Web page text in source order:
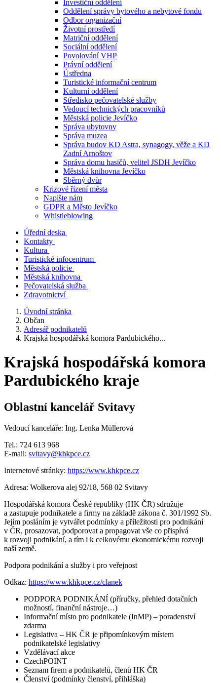
Investiční oddělení
Oddělení správy bytového a nebytové fondu
Odbor organizační
Životní prostředí
Matriční oddělení
Sociální oddělení
Povolování VHP
Právní oddělení
Ústředna
Turistické informační centrum
Kulturní oddělení
Středisko pečovatelské služby
Vedoucí technických pracovníků
Městská policie Jevíčko
Správa ubytovny
Správa muzea
Správa budov KD Astra, synagogy, věže a KD
Zadní Arnoštov
Správa domu hasičů, velitel JSDH Jevíčko
Městská knihovna Jevíčko
Sběrný dvůr
Krizové řízení města
Napište nám
GDPR a Město Jevíčko
Whistleblowing
Úřední deska
Kontakty
Kultura
Turistické infocentrum
Městská policie
Městská knihovna
Pečovatelská služba
Zdravotnictví
Úvodní stránka
Občan
Adresář podnikatelů
Krajská hospodářská komora Pardubického...
Krajská hospodářská komora
Pardubického kraje
Oblastní kancelář Svitavy
Vedoucí kanceláře: Ing. Lenka Müllerová
Tel.: 724 613 968
E-mail: svitavy@khkpce.cz
Internetové stránky: https://www.khkpce.cz
Adresa: Wolkerova alej 92/18, 568 02 Svitavy
Hospodářská komora České republiky (HK ČR) sdružuje
a zastupuje podnikatele a firmy na základě zákona č. 301/1992 Sb.
Jejím posláním je vytvářet podmínky a příležitosti pro podnikání
v ČR, prosazovat, podporovat a propagovat vše co přispívá
k rozvoji podnikání, a tím i k celkovému ekonomickému rozvoji
naší země.
Podpora podnikání a služby i pro veřejnost
Odkaz: https://www.khkpce.cz/clanek
PODPORA PODNIKÁNÍ (příručky, přehled dotačních
možností, finanční nástroje…)
Informační místo pro podnikatele (InMP) – poradenství
zdarma
Legislativa – HK ČR je připomínkovým místem
podnikatelské legislativy
Vzdělávací akce
CzechPOINT
Seznam firem a podnikatelů, členů HK ČR
Členství (podmínky členství, přihláška)